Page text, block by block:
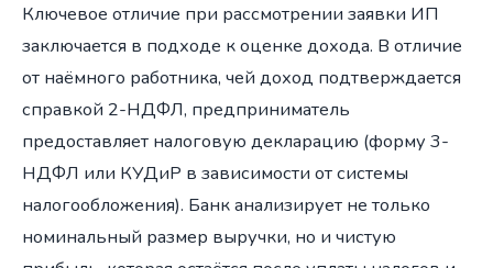
Ключевое отличие при рассмотрении заявки ИП
заключается в подходе к оценке дохода. В отличие
от наёмного работника, чей доход подтверждается
справкой 2-НДФЛ, предприниматель
предоставляет налоговую декларацию (форму 3-
НДФЛ или КУДиР в зависимости от системы
налогообложения). Банк анализирует не только
номинальный размер выручки, но и чистую